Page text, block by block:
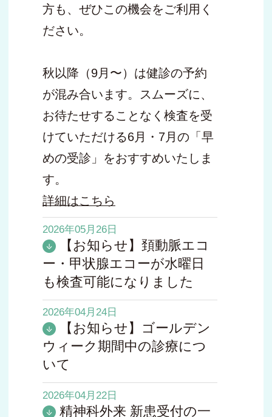
方も、ぜひこの機会をご利用く
ださい。
秋以降（9月〜）は健診の予約
が混み合います。スムーズに、
お待たせすることなく検査を受
けていただける6月・7月の「早
めの受診」をおすすめいたしま
す。
詳細はこちら
2026年05月26日
【お知らせ】頚動脈エコ
ー・甲状腺エコーが水曜日
も検査可能になりました
2026年04月24日
【お知らせ】ゴールデン
ウィーク期間中の診療につ
いて
2026年04月22日
精神科外来 新患受付の一